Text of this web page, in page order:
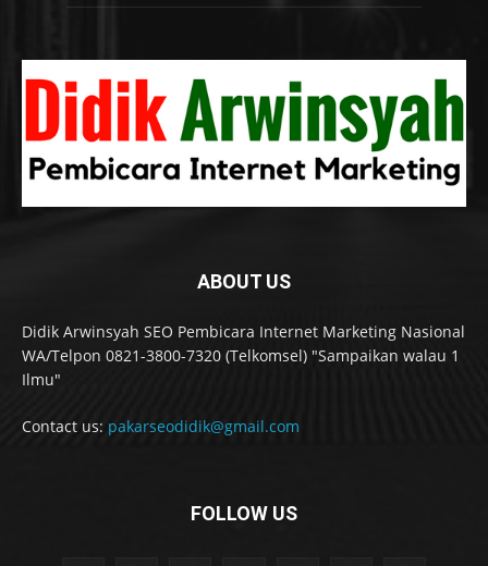
ABOUT US
Didik Arwinsyah SEO Pembicara Internet Marketing Nasional
WA/Telpon 0821-3800-7320 (Telkomsel) "Sampaikan walau 1
Ilmu"
Contact us: pakarseodidik@gmail.com
FOLLOW US